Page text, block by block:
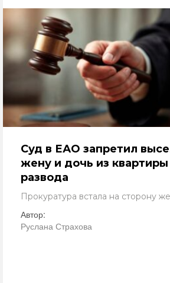
Суд в ЕАО запретил
жену и дочь из
развода
Прокуратура встала на сторону
Автор:
Руслана Страхова